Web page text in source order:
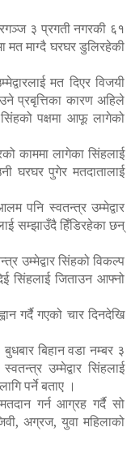
३ प्रगती नगरकी ६१
मत माग्दै घरघर डुलिरहेकी
मत दिएर विजयी
प्रबृत्तिका कारण अहिले
सिंहको पक्षमा आफू लागेको
काममा लागेका सिंहलाई
घरघर पुगेर मतदातालाई
पनि स्वतन्त्र उम्मेद्वार
सम्झाउँदै हिँडिरहेका छन्
उम्मेद्वार सिंहको विकल्प
सिंहलाई जिताउन आफ्नो
गर्दै गएको चार दिनदेखि
बिहान वडा नम्बर ३
उम्मेद्वार सिंहलाई
पर्ने बताए ।
गर्न आग्रह गर्दै सो
अग्रज, युवा महिलाको